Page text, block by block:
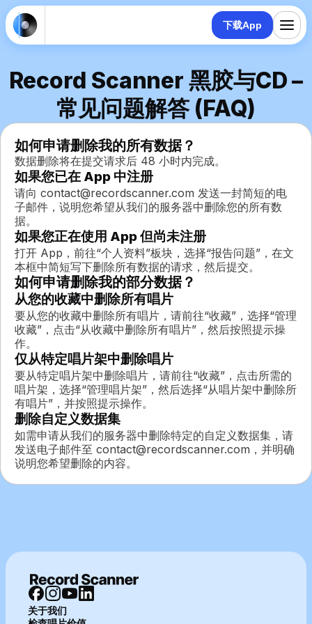
下载App
Record Scanner 黑胶与CD –
常见问题解答 (FAQ)
如何申请删除我的所有数据？
数据删除将在提交请求后 48 小时内完成。
如果您已在 App 中注册
请向 contact@recordscanner.com 发送一封简短的电
子邮件，说明您希望从我们的服务器中删除您的所有数
据。
如果您正在使用 App 但尚未注册
打开 App，前往“个人资料”板块，选择“报告问题”，在文
本框中简短写下删除所有数据的请求，然后提交。
如何申请删除我的部分数据？
从您的收藏中删除所有唱片
要从您的收藏中删除所有唱片，请前往“收藏”，选择“管理
收藏”，点击“从收藏中删除所有唱片”，然后按照提示操
作。
仅从特定唱片架中删除唱片
要从特定唱片架中删除唱片，请前往“收藏”，点击所需的
唱片架，选择“管理唱片架”，然后选择“从唱片架中删除所
有唱片”，并按照提示操作。
删除自定义数据集
如需申请从我们的服务器中删除特定的自定义数据集，请
发送电子邮件至 contact@recordscanner.com，并明确
说明您希望删除的内容。
关于我们